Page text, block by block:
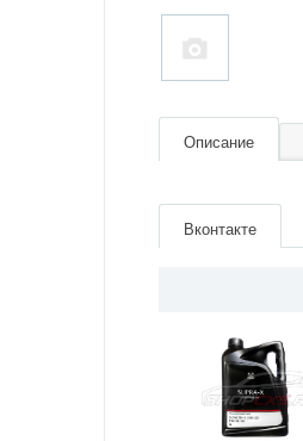
Описание
Страна Япония
Вконтакте